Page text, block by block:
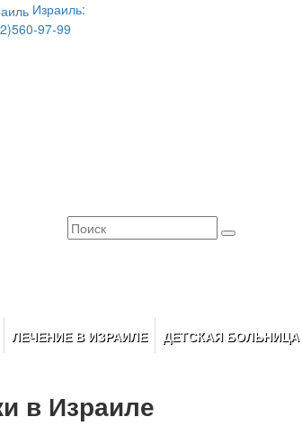
Израиль:
97-99
ЛЕЧЕНИЕ В ИЗРАИЛЕ ДЕТСКАЯ БОЛЬНИЦА
в Израиле